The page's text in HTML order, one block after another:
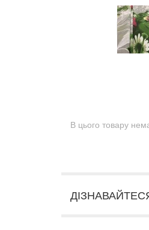
В цього товару